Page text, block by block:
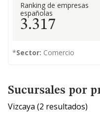
Ranking de empresas
españolas
3.317
*Sector: Comercio
Sucursales por
Vizcaya (2 resultados)